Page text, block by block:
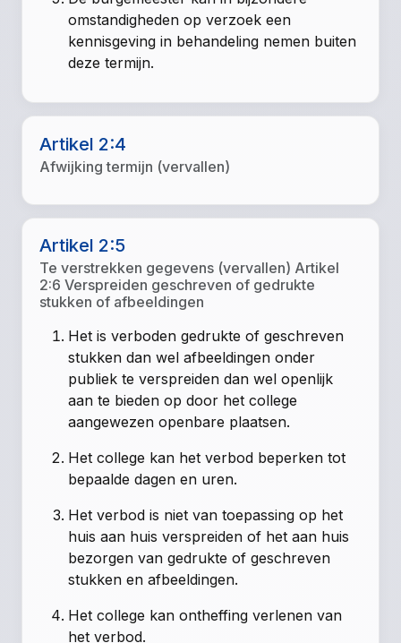
omstandigheden op verzoek een
kennisgeving in behandeling nemen buiten
deze termijn.
Artikel 2:4
Afwijking termijn (vervallen)
Artikel 2:5
Te verstrekken gegevens (vervallen) Artikel
2:6 Verspreiden geschreven of gedrukte
stukken of afbeeldingen
Het is verboden gedrukte of geschreven
stukken dan wel afbeeldingen onder
publiek te verspreiden dan wel openlijk
aan te bieden op door het college
aangewezen openbare plaatsen.
Het college kan het verbod beperken tot
bepaalde dagen en uren.
Het verbod is niet van toepassing op het
huis aan huis verspreiden of het aan huis
bezorgen van gedrukte of geschreven
stukken en afbeeldingen.
Het college kan ontheffing verlenen van
het verbod.